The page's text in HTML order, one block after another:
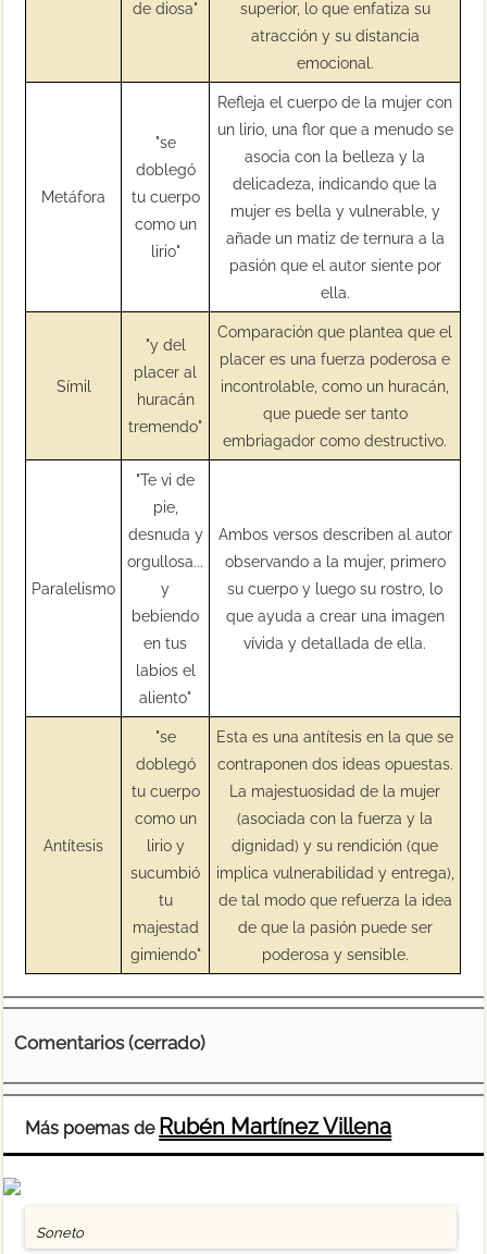
de diosa"
superior, lo que enfatiza su
atracción y su distancia
emocional.
Metáfora
"se
doblegó
tu cuerpo
como un
lirio"
Refleja el cuerpo de la mujer con
un lirio, una flor que a menudo se
asocia con la belleza y la
delicadeza, indicando que la
mujer es bella y vulnerable, y
añade un matiz de ternura a la
pasión que el autor siente por
ella.
Símil
"y del
placer al
huracán
tremendo"
Comparación que plantea que el
placer es una fuerza poderosa e
incontrolable, como un huracán,
que puede ser tanto
embriagador como destructivo.
Paralelismo
"Te vi de
pie,
desnuda y
orgullosa...
y
bebiendo
en tus
labios el
aliento"
Ambos versos describen al autor
observando a la mujer, primero
su cuerpo y luego su rostro, lo
que ayuda a crear una imagen
vívida y detallada de ella.
Antítesis
"se
doblegó
tu cuerpo
como un
lirio y
sucumbió
tu
majestad
gimiendo"
Esta es una antítesis en la que se
contraponen dos ideas opuestas.
La majestuosidad de la mujer
(asociada con la fuerza y la
dignidad) y su rendición (que
implica vulnerabilidad y entrega),
de tal modo que refuerza la idea
de que la pasión puede ser
poderosa y sensible.
Comentarios (cerrado)
Más poemas de Rubén Martínez Villena
Soneto